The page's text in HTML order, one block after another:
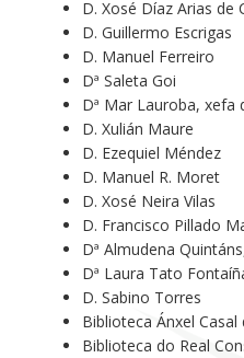
D. Xosé Díaz Arias de
D. Guillermo Escrigas
D. Manuel Ferreiro
Dª Saleta Goi
Dª Mar Lauroba, xefa
D. Xulián Maure
D. Ezequiel Méndez
D. Manuel R. Moret
D. Xosé Neira Vilas
D. Francisco Pillado
Dª Almudena
Dª Laura Tato
D. Sabino Torres
Biblioteca Ánxel
Biblioteca do Real